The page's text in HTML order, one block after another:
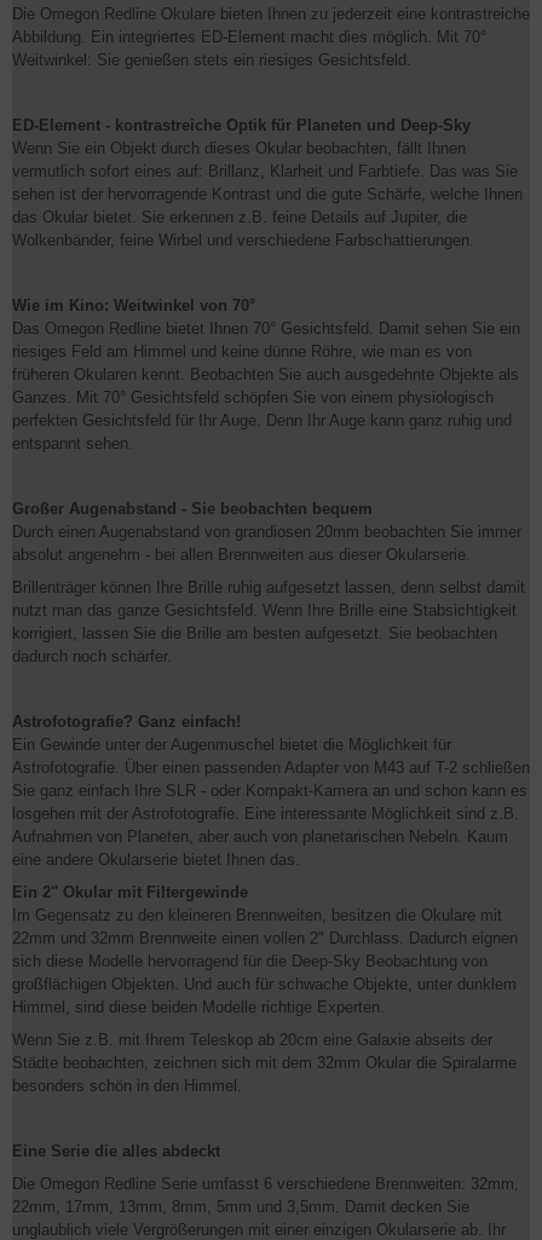
Die Omegon Redline Okulare bieten Ihnen zu jederzeit eine kontrastreiche
Abbildung. Ein integriertes ED-Element macht dies möglich. Mit 70°
Weitwinkel: Sie genießen stets ein riesiges Gesichtsfeld.
ED-Element - kontrastreiche Optik für Planeten und Deep-Sky
Wenn Sie ein Objekt durch dieses Okular beobachten, fällt Ihnen
vermutlich sofort eines auf: Brillanz, Klarheit und Farbtiefe. Das was Sie
sehen ist der hervorragende Kontrast und die gute Schärfe, welche Ihnen
das Okular bietet. Sie erkennen z.B. feine Details auf Jupiter, die
Wolkenbänder, feine Wirbel und verschiedene Farbschattierungen.
Wie im Kino: Weitwinkel von 70°
Das Omegon Redline bietet Ihnen 70° Gesichtsfeld. Damit sehen Sie ein
riesiges Feld am Himmel und keine dünne Röhre, wie man es von
früheren Okularen kennt. Beobachten Sie auch ausgedehnte Objekte als
Ganzes. Mit 70° Gesichtsfeld schöpfen Sie von einem physiologisch
perfekten Gesichtsfeld für Ihr Auge. Denn Ihr Auge kann ganz ruhig und
entspannt sehen.
Großer Augenabstand - Sie beobachten bequem
Durch einen Augenabstand von grandiosen 20mm beobachten Sie immer
absolut angenehm - bei allen Brennweiten aus dieser Okularserie.
Brillenträger können Ihre Brille ruhig aufgesetzt lassen, denn selbst damit
nutzt man das ganze Gesichtsfeld. Wenn Ihre Brille eine Stabsichtigkeit
korrigiert, lassen Sie die Brille am besten aufgesetzt. Sie beobachten
dadurch noch schärfer.
Astrofotografie? Ganz einfach!
Ein Gewinde unter der Augenmuschel bietet die Möglichkeit für
Astrofotografie. Über einen passenden Adapter von M43 auf T-2 schließen
Sie ganz einfach Ihre SLR - oder Kompakt-Kamera an und schon kann es
losgehen mit der Astrofotografie. Eine interessante Möglichkeit sind z.B.
Aufnahmen von Planeten, aber auch von planetarischen Nebeln. Kaum
eine andere Okularserie bietet Ihnen das.
Ein 2" Okular mit Filtergewinde
Im Gegensatz zu den kleineren Brennweiten, besitzen die Okulare mit
22mm und 32mm Brennweite einen vollen 2" Durchlass. Dadurch eignen
sich diese Modelle hervorragend für die Deep-Sky Beobachtung von
großflächigen Objekten. Und auch für schwache Objekte, unter dunklem
Himmel, sind diese beiden Modelle richtige Experten.
Wenn Sie z.B. mit Ihrem Teleskop ab 20cm eine Galaxie abseits der
Städte beobachten, zeichnen sich mit dem 32mm Okular die Spiralarme
besonders schön in den Himmel.
Eine Serie die alles abdeckt
Die Omegon Redline Serie umfasst 6 verschiedene Brennweiten: 32mm,
22mm, 17mm, 13mm, 8mm, 5mm und 3,5mm. Damit decken Sie
unglaublich viele Vergrößerungen mit einer einzigen Okularserie ab. Ihr